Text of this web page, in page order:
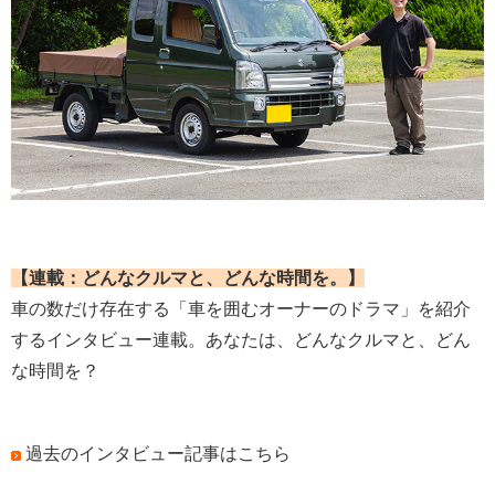
【連載：どんなクルマと、どんな時間を。】
車の数だけ存在する「車を囲むオーナーのドラマ」を紹介
するインタビュー連載。あなたは、どんなクルマと、どん
な時間を？
過去のインタビュー記事はこちら